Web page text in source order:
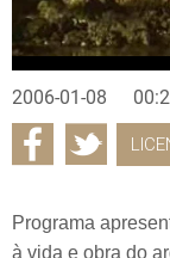
2006-01-08
Programa
à vida e obra do